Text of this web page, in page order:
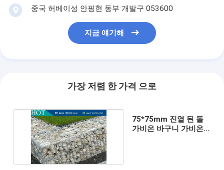
중국 허베이성 안핑현 동부 개발구 053600
지금 얘기해
가장 저렴 한 가격 으로
75*75mm 진열 된 돌
가비온 바구니 가비온